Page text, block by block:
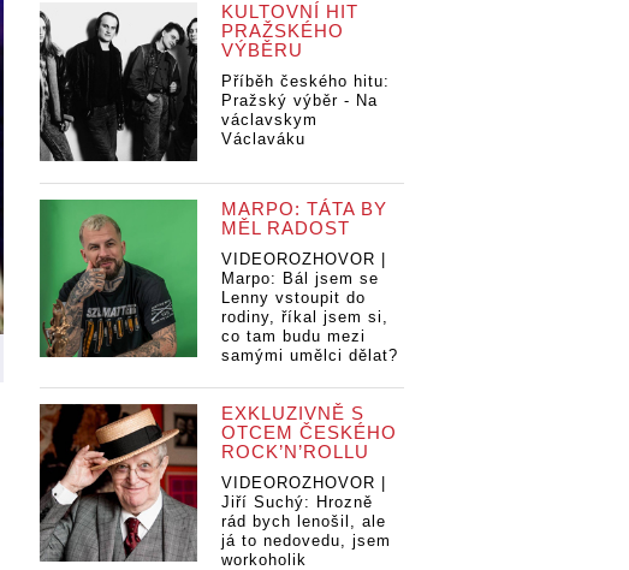
KULTOVNÍ HIT
PRAŽSKÉHO
VÝBĚRU
Příběh českého hitu:
Pražský výběr - Na
václavskym
Václaváku
MARPO: TÁTA BY
MĚL RADOST
VIDEOROZHOVOR |
Marpo: Bál jsem se
Lenny vstoupit do
rodiny, říkal jsem si,
co tam budu mezi
samými umělci dělat?
EXKLUZIVNĚ S
OTCEM ČESKÉHO
ROCK’N’ROLLU
VIDEOROZHOVOR |
Jiří Suchý: Hrozně
rád bych lenošil, ale
já to nedovedu, jsem
workoholik